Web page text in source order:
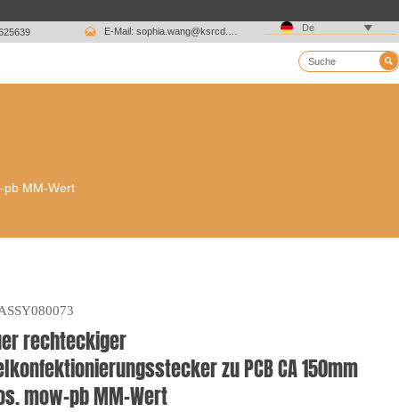
 De 

pb MM-Wert
rechteckiger
zu PCB CA 150mm
mow-pb MM-Wert